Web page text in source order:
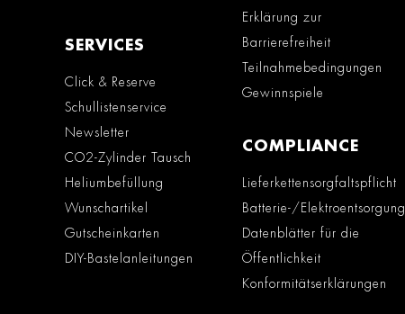
SERVICES
Click & Reserve
Schullistenservice
Newsletter
CO2-Zylinder Tausch
Heliumbefüllung
Wunschartikel
Gutscheinkarten
DIY-Bastelanleitungen
Erklärung zur
Barrierefreiheit
Teilnahmebedingungen
Gewinnspiele
COMPLIANCE
Lieferkettensorgfaltspflicht
Batterie-/Elektroentsorgung
Datenblätter für die
Öffentlichkeit
Konformitätserklärungen